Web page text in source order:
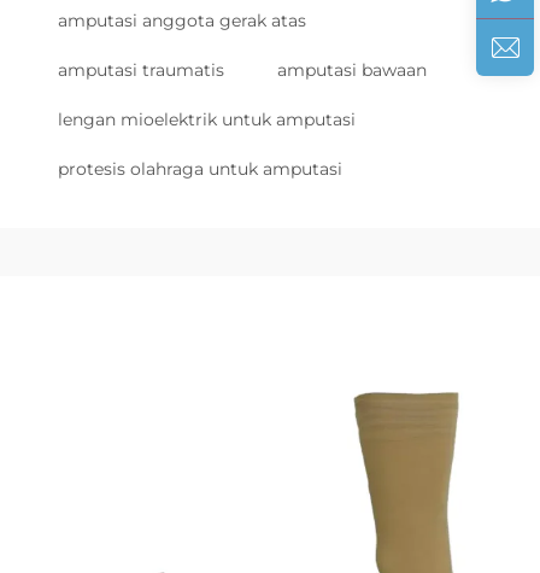
amputasi anggota gerak atas
amputasi traumatis amputasi bawaan
lengan mioelektrik untuk amputasi
protesis olahraga untuk amputasi